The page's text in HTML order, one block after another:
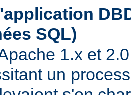
SQL)
1.x et
un